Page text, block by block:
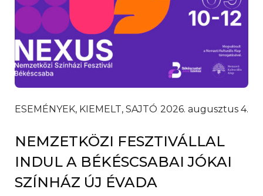
ESEMÉNYEK, KIEMELT, SAJTÓ 2026. augusztus 4.
NEMZETKÖZI FESZTIVÁLLAL
INDUL A BÉKÉSCSABAI JÓKAI
SZÍNHÁZ ÚJ ÉVADA